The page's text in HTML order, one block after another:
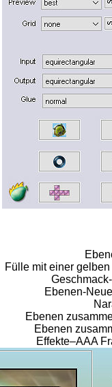
Fülle mit einer
Ebenen-
Ebenen
Ebenen
Effekte–AAA